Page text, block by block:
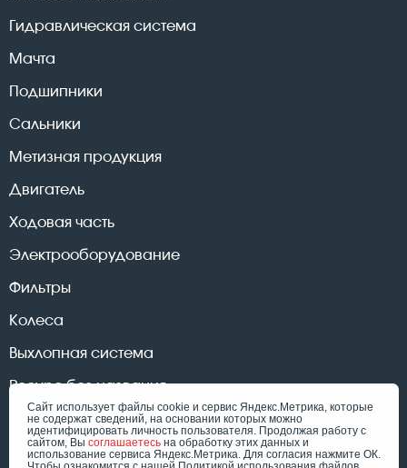
Гидравлическая система
Мачта
Подшипники
Сальники
Метизная продукция
Двигатель
Ходовая часть
Электрооборудование
Фильтры
Колеса
Выхлопная система
Ресурс без названия
© «Форклифт Сервис», 2026
Сайт использует файлы cookie и сервис Яндекс.Метрика, которые
не содержат сведений, на основании которых можно
идентифицировать личность пользователя. Продолжая работу с
сайтом, Вы соглашаетесь на обработку этих данных и
использование сервиса Яндекс.Метрика. Для согласия нажмите ОК.